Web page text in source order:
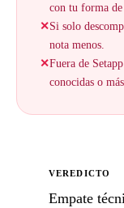
con tu forma
✕Si solo
nota menos.
✕Fuera de
conocidas o
VEREDICTO
Empate